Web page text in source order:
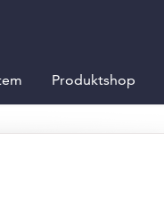
Produktshop